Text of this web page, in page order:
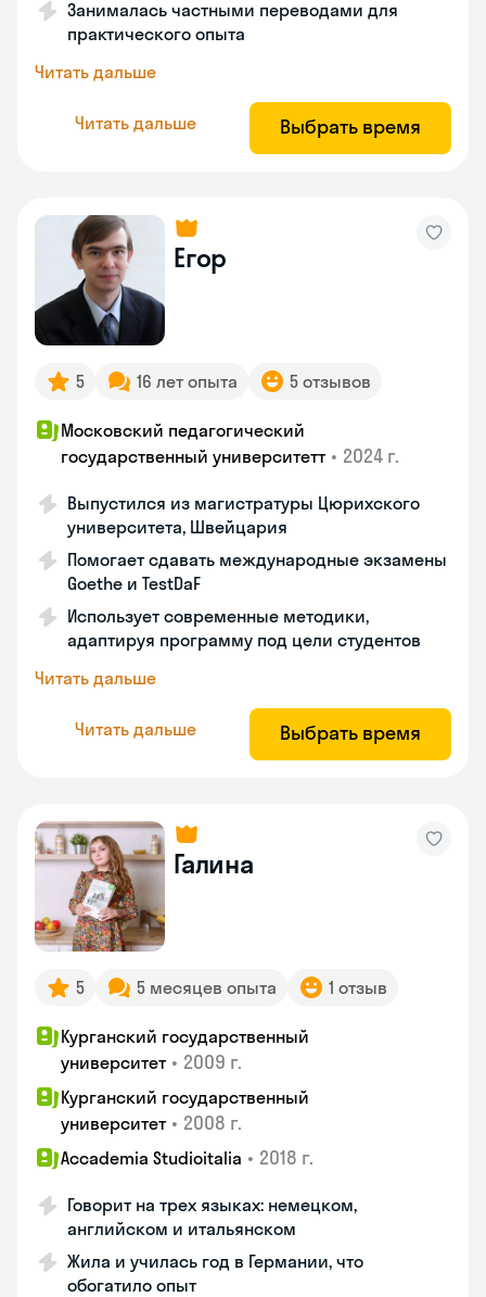
Занималась частными переводами для
практического опыта
Читать дальше
Читать дальше Выбрать время
Егор
5 16 лет опыта 5 отзывов
Московский педагогический
государственный университетт • 2024 г.
Выпустился из магистратуры Цюрихского
университета, Швейцария
Помогает сдавать международные экзамены
Goethe и TestDaF
Использует современные методики,
адаптируя программу под цели студентов
Читать дальше
Читать дальше Выбрать время
Галина
5 5 месяцев опыта 1 отзыв
Курганский государственный
университет • 2009 г.
Курганский государственный
университет • 2008 г.
Accademia Studioitalia • 2018 г.
Говорит на трех языках: немецком,
английском и итальянском
Жила и училась год в Германии, что
обогатило опыт